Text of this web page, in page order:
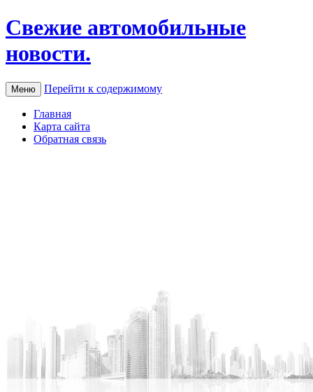
Свежие автомобильные
новости.
Меню Перейти к содержимому
Главная
Карта сайта
Обратная связь